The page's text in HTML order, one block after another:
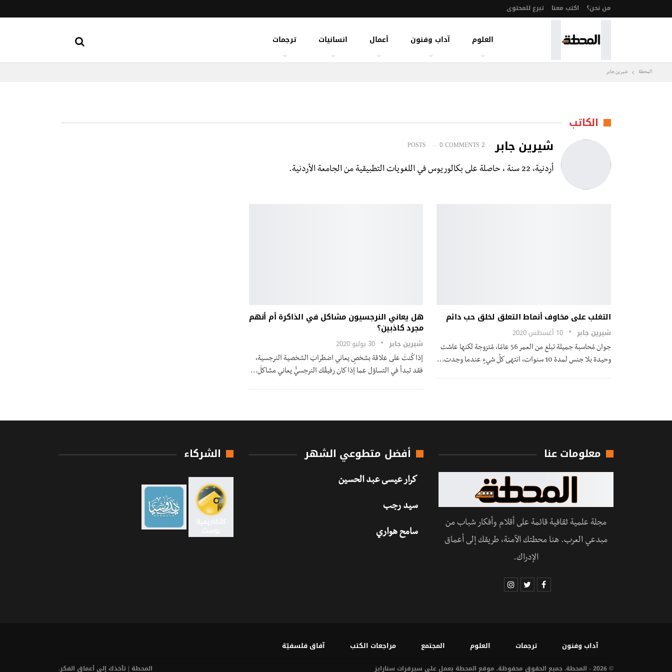
من نحن؟ اكتب معنا تبرع للمحتوى
العلوم آداب وفنون أعمال انسانيات ترجمات
المحطة شيرين جابر
الكاتب
شيرين جابر 2 POSTS
0 COMMENTS
أردنية، 22 سنة ، حاصلة على بكالوريوس في اللغويات التطبيقية من الجامعة الأردنية.
التغلب على مخاوف أنماط التعلق لخلق حب دائم
شيرين جابر 10 أغسطس 2020
جوان مُحاسبة جميلة تبلغ من العمر 56 عامًا، مُتزوجة لكنها عاشت
وحيدة بلا جنس لمدة 10 سنوات، انتهى كلُ شيءٍ عندما وجدت…
هل يعاني النرجسيون مشاكل في الذاكرة أم أنهم
مجرد كاذبين؟
شيرين جابر 30 يوليو 2020
إذا كُنتَ على علاقة بشخصٍ يعاني اضطرابَ الشخصية النرجسية،
فقد تبدأ في التساؤل عما إذا كان رفيقُك النرجسيُّ يعاني مشاكلَ…
معلومات عنا
مجلة علمية ثقافية قائمة على أقلام وأفكار شباب من
مبدعي العرب. هنا محطتك الآمنة، طريقك إلى أعماق
الإدراك.
أفضل متطوعي الشهر
كرار عيسى عبد الحسين
سيد رجب
سامح هواري
الشركاء
آداب وفنون ترجمات العلوم المجتمع مراجعات الكتب آفاق فلسفيّة‎
© 2026 - المحطة. جميع الحقوق محفوظة. موقع المحطة يعمل على سيرفرات سنارايز المحطة | تأخذك إلى أعماق الفكر.